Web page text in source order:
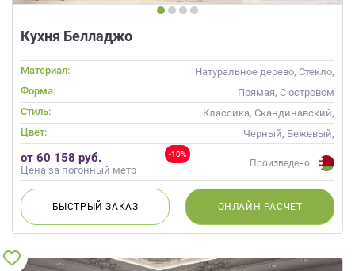
Кухня Белладжо
Материал:
Натуральное дерево, Стекло,
Массив
Форма:
Прямая, С островом
Стиль:
Классика, Скандинавский,
Неоклассика, Современные
Цвет:
Черный, Бежевый,
Коричневый, Капучино
-10%
от 60 158 руб.
Цена за погонный метр
Произведено:
БЫСТРЫЙЗАКАЗ ОНЛАЙН РАСЧЕТ